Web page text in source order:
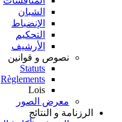
الشبان
الإنضباط
التحكيم
الأرشيف
نصوص و قوانين
Statuts
Règlements
Lois
معرض الصور
الرزنامة و النتائج